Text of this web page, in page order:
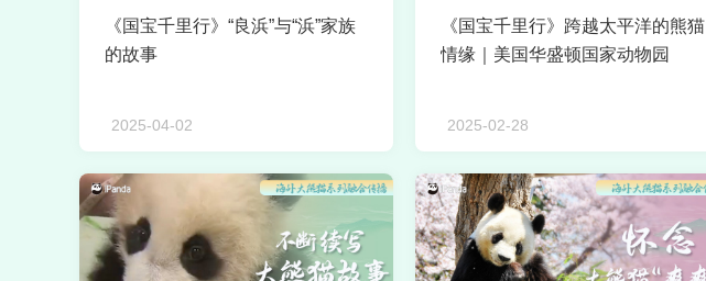
《国宝千里行》“良浜”与“浜”家族
的故事
2025-04-02
《国宝千里行》跨越太平洋的熊猫
情缘｜美国华盛顿国家动物园
2025-02-28